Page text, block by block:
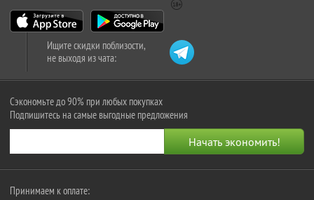
Ищите скидки поблизости,
не выходя из чата:
Сэкономьте до 90% при любых покупках
Подпишитесь на самые выгодные предложения
Принимаем к оплате: